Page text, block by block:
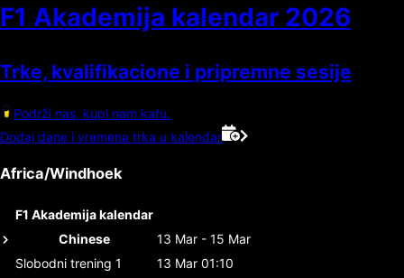
F1 Akademija kalendar 2026
Trke, kvalifikacione i pripremne sesije
Podrži nas, kupi nam kafu.
Dodaj dane i vremena trka u kalendar
Africa/Windhoek
F1 Akademija kalendar
Chinese
13 Mar - 15 Mar
Slobodni trening 1
13 Mar 01:10